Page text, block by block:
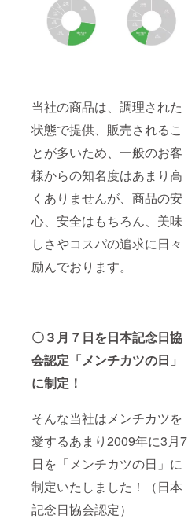
当社の商品は、調理された
状態で提供、販売されるこ
とが多いため、一般のお客
様からの知名度はあまり高
くありませんが、商品の安
心、安全はもちろん、美味
しさやコスパの追求に日々
励んでおります。
〇３月７日を日本記念日協
会認定「メンチカツの日」
に制定！
そんな当社はメンチカツを
愛するあまり2009年に3月7
日を「メンチカツの日」に
制定いたしました！（日本
記念日協会認定）